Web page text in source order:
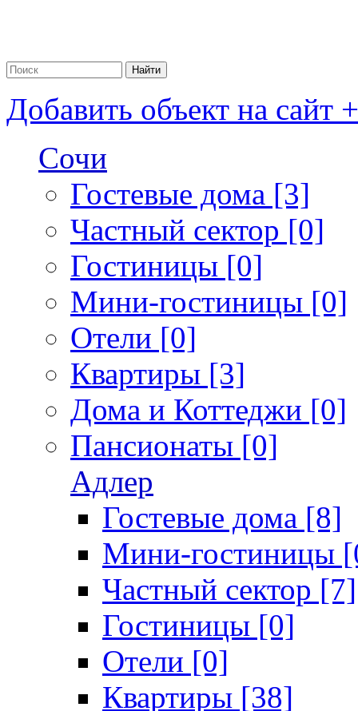
Добавить объект на сайт +
Сочи
Гостевые дома [3]
Частный сектор [0]
Гостиницы [0]
Мини-гостиницы [0]
Отели [0]
Квартиры [3]
Дома и Коттеджи [0]
Пансионаты [0]
Адлер
Гостевые дома [8]
Мини-гостиницы
Частный сектор [7]
Гостиницы [0]
Отели [0]
Квартиры [38]